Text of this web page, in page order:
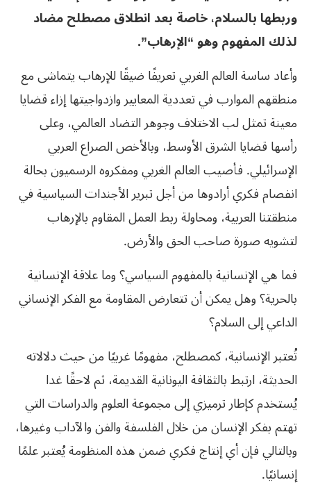
وربطها بالسلام، خاصة بعد انطلاق مصطلح مضاد
لذلك المفهوم وهو “الإرهاب”.
وأعاد ساسة العالم الغربي تعريفًا ضيقًا للإرهاب يتماشى مع
منطقهم الموارب في تعددية المعايير وازدواجيتها إزاء قضايا
معينة تمثل لب الاختلاف وجوهر التضاد العالمي، وعلى
رأسها قضايا الشرق الأوسط، وبالأخص الصراع العربي
الإسرائيلي. فأصيب العالم الغربي ومفكروه الرسميون بحالة
انفصام فكري أرادوها من أجل تبرير الأجندات السياسية في
منطقتنا العربية، ومحاولة ربط العمل المقاوم بالإرهاب
لتشويه صورة صاحب الحق والأرض.
فما هي الإنسانية بالمفهوم السياسي؟ وما علاقة الإنسانية
بالحرية؟ وهل يمكن أن تتعارض المقاومة مع الفكر الإنساني
الداعي إلى السلام؟
تُعتبر الإنسانية، كمصطلح، مفهومًا غربيًا من حيث دلالاته
الحديثة، ارتبط بالثقافة اليونانية القديمة، ثم لاحقًا غدا
يُستخدم كإطار ترميزي إلى مجموعة العلوم والدراسات التي
تهتم بفكر الإنسان من خلال الفلسفة والفن والآداب وغيرها،
وبالتالي فإن أي إنتاج فكري ضمن هذه المنظومة يُعتبر علمًا
إنسانيًا.